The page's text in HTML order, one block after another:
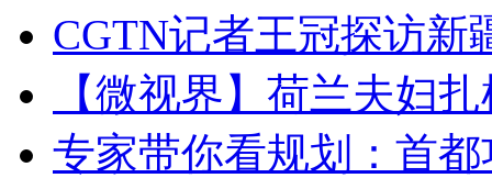
CGTN记者王冠探访新
【微视界】荷兰夫妇
专家带你看规划：首